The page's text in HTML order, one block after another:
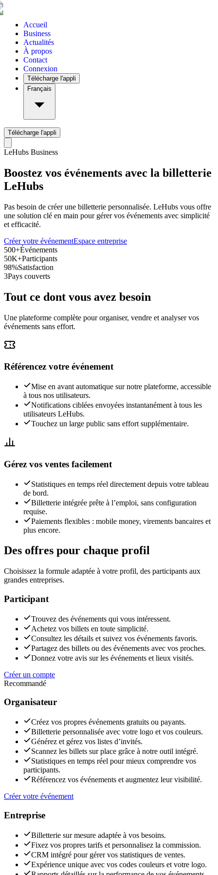
Accueil
Business
Actualités
À propos
Contact
Connexion
Télécharge l'appli
Français
Télécharge l'appli
LeHubs Business
Boostez vos événements avec la billetterie
LeHubs
Pas besoin de créer une billetterie personnalisée. LeHubs vous offre
une solution clé en main pour gérer vos événements avec simplicité
et efficacité.
Créer votre événementEspace entreprise
500+Événements
50K+Participants
98%Satisfaction
3Pays couverts
Tout ce dont vous avez besoin
Une plateforme complète pour organiser, vendre et analyser vos
événements sans effort.
Référencez votre événement
Mise en avant automatique sur notre plateforme, accessible
à tous nos utilisateurs.
Notifications ciblées envoyées instantanément à tous les
utilisateurs LeHubs.
Touchez un large public sans effort supplémentaire.
Gérez vos ventes facilement
Statistiques en temps réel directement depuis votre tableau
de bord.
Billetterie intégrée prête à l’emploi, sans configuration
requise.
Paiements flexibles : mobile money, virements bancaires et
plus encore.
Des offres pour chaque profil
Choisissez la formule adaptée à votre profil, des participants aux
grandes entreprises.
Participant
Trouvez des événements qui vous intéressent.
Achetez vos billets en toute simplicité.
Consultez les détails et suivez vos événements favoris.
Partagez des billets ou des événements avec vos proches.
Donnez votre avis sur les événements et lieux visités.
Créer un compte
Recommandé
Organisateur
Créez vos propres événements gratuits ou payants.
Billetterie personnalisée avec votre logo et vos couleurs.
Générez et gérez vos listes d’invités.
Scannez les billets sur place grâce à notre outil intégré.
Statistiques en temps réel pour mieux comprendre vos
participants.
Référencez vos événements et augmentez leur visibilité.
Créer votre événement
Entreprise
Billetterie sur mesure adaptée à vos besoins.
Fixez vos propres tarifs et personnalisez la commission.
CRM intégré pour gérer vos statistiques de ventes.
Expérience unique avec vos codes couleurs et votre logo.